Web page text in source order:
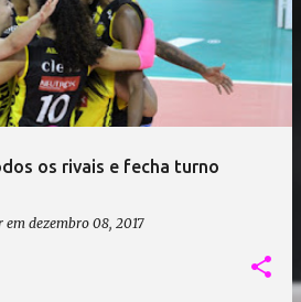
os rivais e fecha turno
em dezembro 08, 2017